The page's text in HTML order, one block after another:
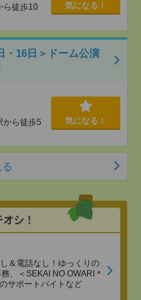
ら徒歩10
気になる！
・16日＞ドーム公演
から徒歩5
気になる！
＆電話なし！ゆっくりの
、＜SEKAI NO OWARI＊
サポートバイトなど